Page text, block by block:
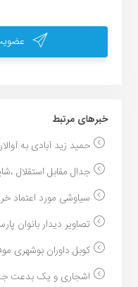
خبر‌های مرتبط
حمید زید آبادی به
جدال مقابل استقلال
سیاوشی مورد اعتماد
تصاویر دیدار
کوبل داوران بوشهری
اشجاری و یک بدعت